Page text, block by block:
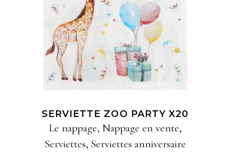
AJOUTER À MA
SÉLECTION
SERVIETTE ZOO PARTY X20
Le nappage, Nappage en vente,
Serviettes, Serviettes anniversaire